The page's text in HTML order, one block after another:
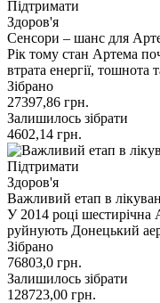
Підтримати
Здоров'я
Сенсори – шанс для
Рік тому стан Артема
втрата енергії, тошнота
Зібрано
27397,86 грн.
Залишилось зібрати
4602,14 грн.
Підтримати
Здоров'я
Важливий етап в
У 2014 році шестирічна
руйнують Донецький
Зібрано
76803,0 грн.
Залишилось зібрати
128723,00 грн.